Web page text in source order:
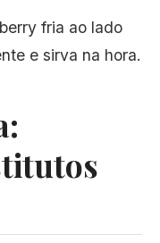
fria ao lado
e sirva na hora.